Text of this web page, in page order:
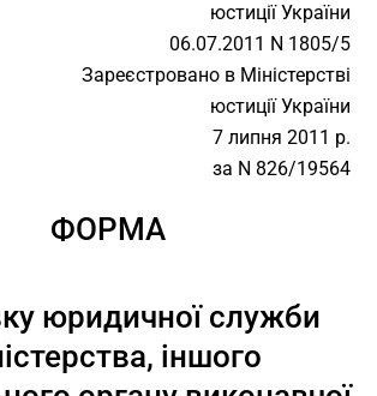
юстиції України
06.07.2011 N 1805/5
Зареєстровано в Міністерстві
юстиції України
7 липня 2011 р.
за N 826/19564
ФОРМА
юридичної служби
іншого